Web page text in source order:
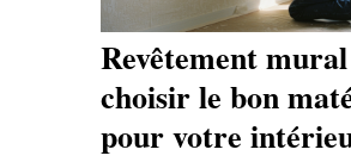
Revêtement
choisir le bon
pour votre